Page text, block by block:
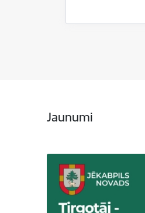
Jaunumi